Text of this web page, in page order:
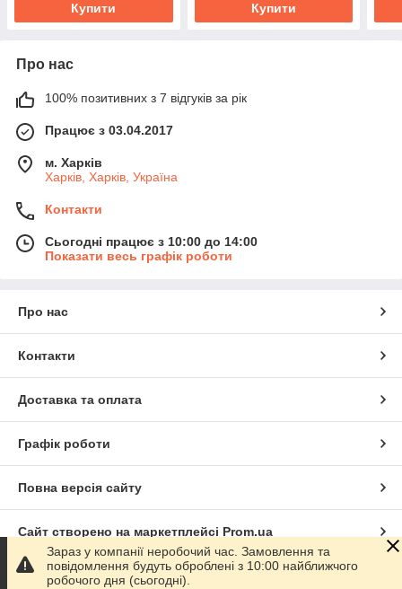
Купити Купити
Про нас
100% позитивних з 7 відгуків за рік
Працює з 03.04.2017
м. Харків
Харків, Харків, Україна
Контакти
Сьогодні працює з 10:00 до 14:00
Показати весь графік роботи
Про нас
Контакти
Доставка та оплата
Графік роботи
Повна версія сайту
Сайт створено на маркетплейсі Prom.ua
Політика конфіденційності
Зараз у компанії неробочий час. Замовлення та
повідомлення будуть оброблені з 10:00 найближчого
робочого дня (сьогодні).